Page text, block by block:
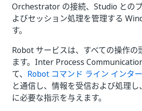
Orchestrator の接続、Studio との
よびセッション処理を管理する
す。
Robot サービスは、すべての操作の
ます。Inter Process
て、 Robot コマンド ライン インタ
と通信し、情報を受信および処理し、
に必要な指示を与えます。